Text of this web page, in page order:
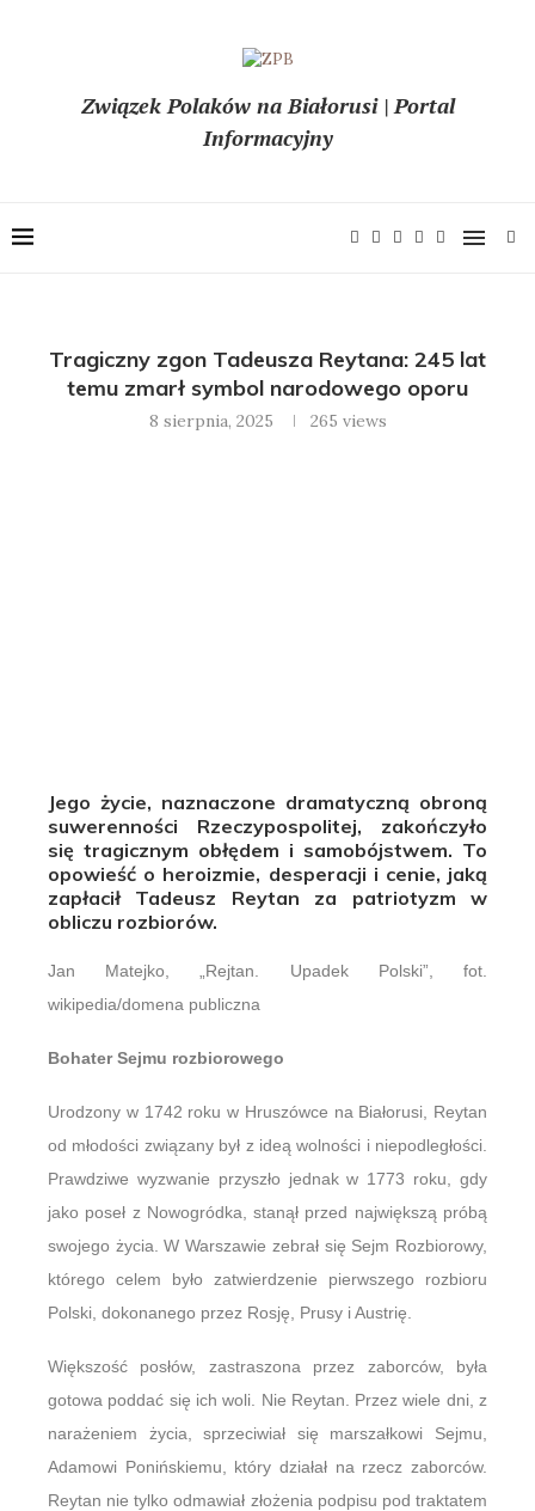
Związek Polaków na Białorusi | Portal
Informacyjny
Tragiczny zgon Tadeusza Reytana: 245 lat
temu zmarł symbol narodowego oporu
8 sierpnia, 2025 265 views
Jego życie, naznaczone dramatyczną obroną
suwerenności Rzeczypospolitej, zakończyło
się tragicznym obłędem i samobójstwem. To
opowieść o heroizmie, desperacji i cenie, jaką
zapłacił Tadeusz Reytan za patriotyzm w
obliczu rozbiorów.
Jan Matejko, „Rejtan. Upadek Polski”, fot.
wikipedia/domena publiczna
Bohater Sejmu rozbiorowego
Urodzony w 1742 roku w Hruszówce na Białorusi, Reytan
od młodości związany był z ideą wolności i niepodległości.
Prawdziwe wyzwanie przyszło jednak w 1773 roku, gdy
jako poseł z Nowogródka, stanął przed największą próbą
swojego życia. W Warszawie zebrał się Sejm Rozbiorowy,
którego celem było zatwierdzenie pierwszego rozbioru
Polski, dokonanego przez Rosję, Prusy i Austrię.
Większość posłów, zastraszona przez zaborców, była
gotowa poddać się ich woli. Nie Reytan. Przez wiele dni, z
narażeniem życia, sprzeciwiał się marszałkowi Sejmu,
Adamowi Ponińskiemu, który działał na rzecz zaborców.
Reytan nie tylko odmawiał złożenia podpisu pod traktatem